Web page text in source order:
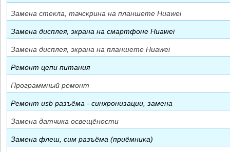
Замена стекла, тачскрина на планшете Huawei
Замена дисплея, экрана на смартфоне Huawei
Замена дисплея, экрана на планшете Huawei
Ремонт цепи питания
Программный ремонт
Ремонт usb разъёма - синхронизации, замена
Замена датчика освещёности
Замена флеш, сим разъёма (приёмника)